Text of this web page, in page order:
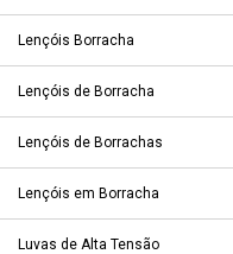
Lençóis Borracha
Lençóis de Borracha
Lençóis de Borrachas
Lençóis em Borracha
Luvas de Alta Tensão